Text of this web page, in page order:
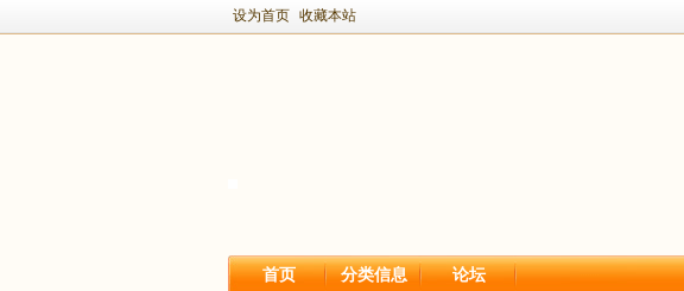
设为首页 收藏本站
首页 分类信息 论坛